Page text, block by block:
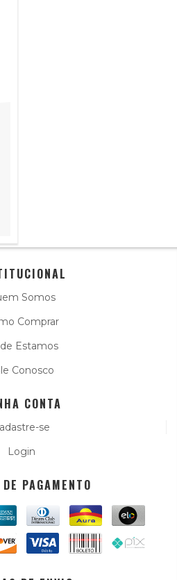
Somos
Comprar
Estamos
Conosco
CONTA
se
Login
PAGAMENTO